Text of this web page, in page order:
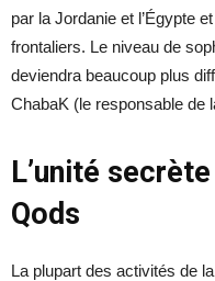
par la Jordanie et l’Égypte
frontaliers. Le niveau de
deviendra beaucoup plus
ChabaK (le responsable de
L’unité
Qods
La plupart des activités de